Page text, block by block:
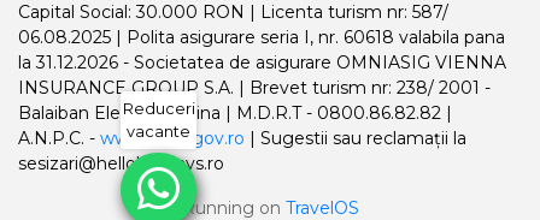
Capital Social: 30.000 RON | Licenta turism nr: 587/
06.08.2025 | Polita asigurare seria I, nr. 60618 valabila pana
la 31.12.2026 - Societatea de asigurare OMNIASIG VIENNA
INSURANCE GROUP S.A. | Brevet turism nr: 238/ 2001 -
Balaiban Elena Madalina | M.D.R.T - 0800.86.82.82 |
A.N.P.C. - www.anpc.gov.ro | Sugestii sau reclamații la
sesizari@helloholidays.ro
Running on TravelOS
Reduceri
vacante